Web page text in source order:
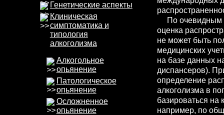
Генетические аспекты
Клиническая
симптоматика и
типология
алкоголизма
Алкогольное
опьянение
Патологическое
опьянение
Осложненное
опьянение
По очевидным
оценка
не может быть
медицинских
на базе данных
диспансеров).
определение
алкоголизма в
базироваться на
например, по